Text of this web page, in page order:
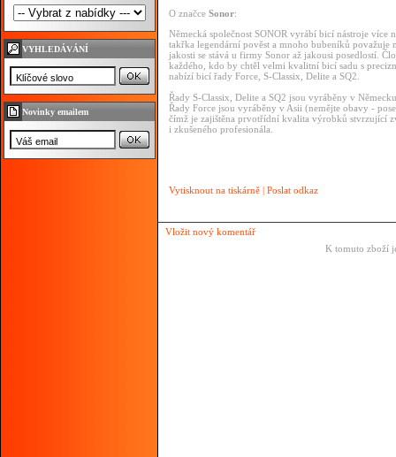
VYHLEDÁVÁNÍ
Novinky emailem
O značce Sonor:
Německá společnost SONOR vyrábí bicí nástroje
takřka legendární pověst a mnoho bubeníků považuje
jakosti se stává u firmy Sonor až jakousi posedlostí.
každého, kdo by chtěl velmi kvalitní bicí sadu s
nabízí bicí řady Force, S-Classix, Delite a SQ2.
Řady S-Classix, Delite a SQ2 jsou vyráběny v
Řady Force jsou vyráběny v Asii (nemějte obavy -
čímž je zajištěna prvotřídní kvalita výrobků stvrzující
i zkušeného profesionála.
Vytisknout na tiskárně | Poslat odkaz
Vložit nový komentář
K tomuto zboží